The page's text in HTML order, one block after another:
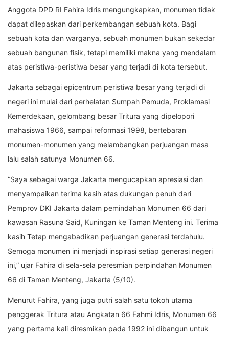
Anggota DPD RI Fahira Idris mengungkapkan, monumen tidak
dapat dilepaskan dari perkembangan sebuah kota. Bagi
sebuah kota dan warganya, sebuah monumen bukan sekedar
sebuah bangunan fisik, tetapi memiliki makna yang mendalam
atas peristiwa-peristiwa besar yang terjadi di kota tersebut.
Jakarta sebagai epicentrum peristiwa besar yang terjadi di
negeri ini mulai dari perhelatan Sumpah Pemuda, Proklamasi
Kemerdekaan, gelombang besar Tritura yang dipelopori
mahasiswa 1966, sampai reformasi 1998, bertebaran
monumen-monumen yang melambangkan perjuangan masa
lalu salah satunya Monumen 66.
“Saya sebagai warga Jakarta mengucapkan apresiasi dan
menyampaikan terima kasih atas dukungan penuh dari
Pemprov DKI Jakarta dalam pemindahan Monumen 66 dari
kawasan Rasuna Said, Kuningan ke Taman Menteng ini. Terima
kasih Tetap mengabadikan perjuangan generasi terdahulu.
Semoga monumen ini menjadi inspirasi setiap generasi negeri
ini,” ujar Fahira di sela-sela peresmian perpindahan Monumen
66 di Taman Menteng, Jakarta (5/10).
Menurut Fahira, yang juga putri salah satu tokoh utama
penggerak Tritura atau Angkatan 66 Fahmi Idris, Monumen 66
yang pertama kali diresmikan pada 1992 ini dibangun untuk